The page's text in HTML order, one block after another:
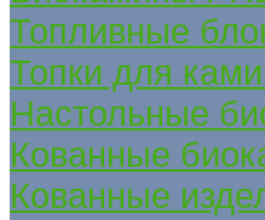
Топливные
Топки для
Настольные
Кованные
Кованные